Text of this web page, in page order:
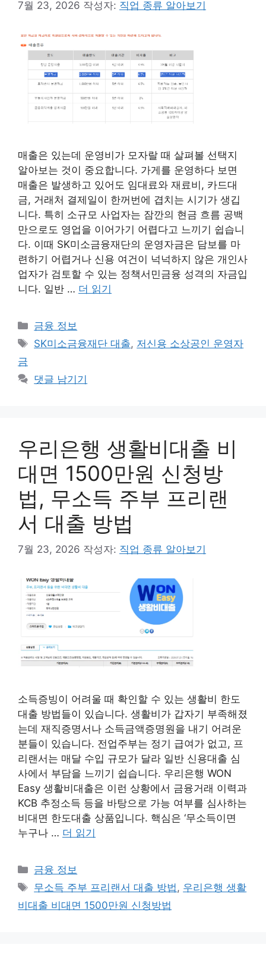
7월 23, 2026 작성자: 직업 종류 알아보기
매출은 있는데 운영비가 모자랄 때 살펴볼 선택지
알아보는 것이 중요합니다. 가게를 운영하다 보면
매출은 발생하고 있어도 임대료와 재료비, 카드대
금, 거래처 결제일이 한꺼번에 겹치는 시기가 생깁
니다. 특히 소규모 사업자는 잠깐의 현금 흐름 공백
만으로도 영업을 이어가기 어렵다고 느끼기 쉽습니
다. 이때 SK미소금융재단의 운영자금은 담보를 마
련하기 어렵거나 신용 여건이 넉넉하지 않은 개인사
업자가 검토할 수 있는 정책서민금융 성격의 자금입
니다. 일반 … 더 읽기
카
테
금융 정보
태
SK미소금융재단 대출, 저신용 소상공인 운영자
금
댓글 남기기
우리은행 생활비대출 비
대면 1500만원 신청방
법, 무소득 주부 프리랜
서 대출 방법
7월 23, 2026 작성자: 직업 종류 알아보기
소득증빙이 어려울 때 확인할 수 있는 생활비 한도
대출 방법들이 있습니다. 생활비가 갑자기 부족해졌
는데 재직증명서나 소득금액증명원을 내기 어려운
분들이 있습니다. 전업주부는 정기 급여가 없고, 프
리랜서는 매달 수입 규모가 달라 일반 신용대출 심
사에서 부담을 느끼기 쉽습니다. 우리은행 WON
Easy 생활비대출은 이런 상황에서 금융거래 이력과
KCB 추정소득 등을 바탕으로 가능 여부를 심사하는
비대면 한도대출 상품입니다. 핵심은 ‘무소득이면
누구나 … 더 읽기
카
테
리
금융 정보
태
그
무소득 주부 프리랜서 대출 방법, 우리은행 생활
비대출 비대면 1500만원 신청방법